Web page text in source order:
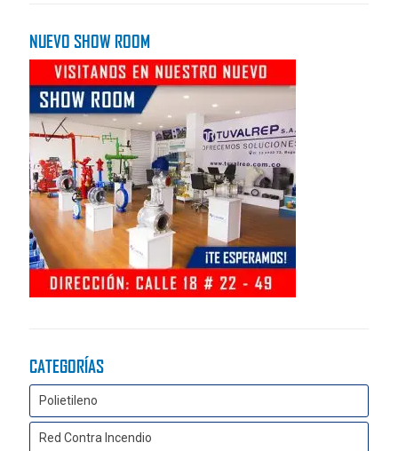
NUEVO SHOW ROOM
CATEGORÍAS
Polietileno
Red Contra Incendio